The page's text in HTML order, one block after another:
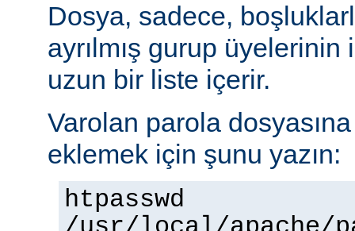
Dosya, sadece,
ayrılmış gurup
uzun bir liste içerir.
Varolan parola dosyasına
eklemek için şunu yazın:
htpasswd